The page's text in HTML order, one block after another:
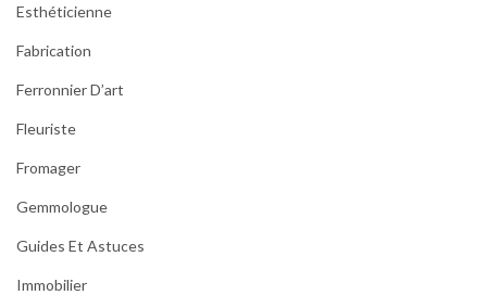
Esthéticienne
Fabrication
Ferronnier D’art
Fleuriste
Fromager
Gemmologue
Guides Et Astuces
Immobilier